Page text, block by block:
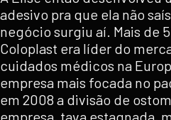
adesivo pra que ela não
negócio surgiu aí. Mais de
Coloplast era líder do
cuidados médicos na
empresa mais focada no
em 2008 a divisão de
empresa, tava estagnada,